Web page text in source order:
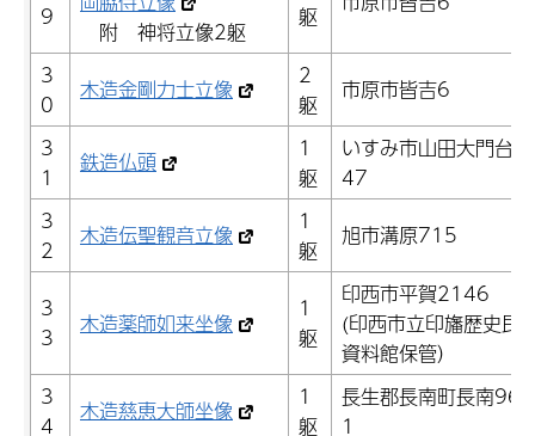
9
附 神将立像2躯
躯
3
0
木造金剛力士立像
2
躯
市原市皆吉6
3
1
鉄造仏頭
1
躯
いすみ市山田大門台
47
3
2
木造伝聖観音立像
1
躯
旭市溝原715
3
3
木造薬師如来坐像
1
躯
印西市平賀2146
(印西市立印旛歴史民
資料館保管）
3
4
木造慈恵大師坐像
1
躯
長生郡長南町長南
1